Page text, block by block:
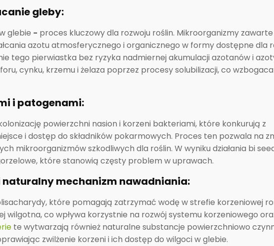
gleby:
glebie - proces kluczowy dla rozwoju roślin. Mikroorganizmy
azotu atmosferycznego i organicznego w formy dostępne dla
tego pierwiastka bez ryzyka nadmiernej akumulacji azotanów i
cynku, krzemu i żelaza poprzez procesy solubilizacji, co
i patogenami:
powierzchni nasion i korzeni bakteriami, które konkurują z
i dostęp do składników pokarmowych. Proces ten pozwala na
mikroorganizmów szkodliwych dla roślin. W wyniku działania bi
które stanowią częsty problem w uprawach.
mechanizm nawadniania:
które pomagają zatrzymać wodę w strefie korzeniowej
wilgotna, co wpływa korzystnie na rozwój systemu korzeniowego
te wytwarzają również naturalne substancje powierzchniowo
zwilżenie korzeni i ich dostęp do wilgoci w glebie.